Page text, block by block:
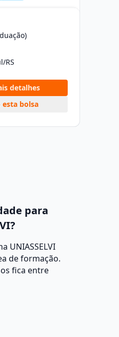
RS
detalhes
esta bolsa
para
UNIASSELVI
de formação.
fica entre